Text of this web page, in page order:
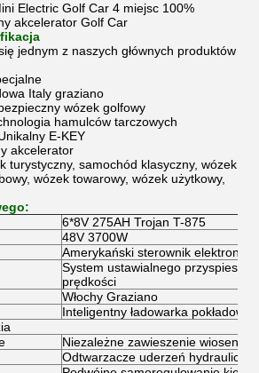
Electric Golf Car 4 miejsc 100%
akcelerator Golf Car
jednym z naszych głównych produktów
Italy graziano
wózek golfowy
hamulców tarczowych
E-KEY
akcelerator
turystyczny, samochód klasyczny, wózek
wózek towarowy, wózek użytkowy,
6*8V 275AH Trojan T-875
48V 3700W
Amerykański sterownik
System ustawialnego
prędkości
Włochy Graziano
Inteligentny ładowarka pokładowa
Niezależne zawieszenie wiosenne
Odtwarzacze uderzeń